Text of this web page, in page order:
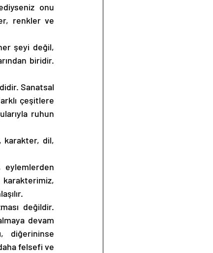
onu
renkler ve
şeyi değil,
biridir.
Sanatsal
çeşitlere
ruhun
karakter, dil,
eylemlerden
değildir.
devam
diğerininse
felsefi ve